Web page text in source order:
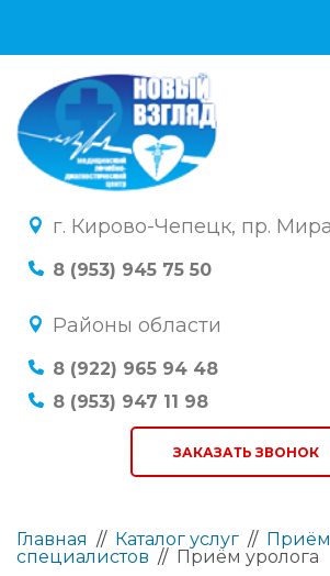
г. Кирово-Чепецк, пр.
8 (953) 945 75 50
Районы области
8 (922) 965 94 48
8 (953) 947 11 98
ЗАКАЗАТЬ ЗВОНОК
Главная // Каталог услуг // Приём
специалистов // Приём уролога